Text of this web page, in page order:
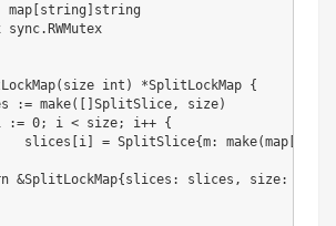
map [string ] string
sync
.
( size int ) *SplitLockMap {
:= make( [ ] SplitSlice , size)
:= 0; i < size; i++ {
		slices
[i ] = SplitSlice{m: make(map [
&SplitLockMap{slices : slices , size: